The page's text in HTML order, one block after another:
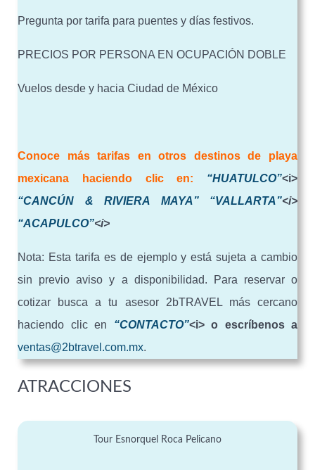
Pregunta por tarifa para puentes y días festivos.
PRECIOS POR PERSONA EN OCUPACIÓN DOBLE
Vuelos desde y hacia Ciudad de México
Conoce más tarifas en otros destinos de playa
mexicana haciendo clic en:
“HUATULCO”<i>
“CANCÚN & RIVIERA MAYA”
“VALLARTA”<i>
“ACAPULCO”<i>
Nota: Esta tarifa es de ejemplo y está sujeta a cambio
sin previo aviso y a disponibilidad. Para reservar o
cotizar busca a tu asesor 2bTRAVEL más cercano
haciendo clic en “CONTACTO”<i> o escríbenos a
ventas@2btravel.com.mx.
ATRACCIONES
Tour Esnorquel Roca Pelicano